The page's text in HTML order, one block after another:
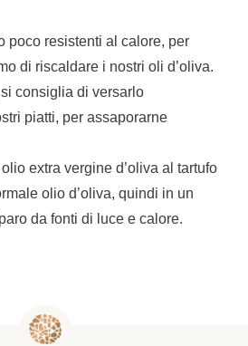
poco resistenti al calore, per
di riscaldare i nostri oli d’oliva.
consiglia di versarlo
piatti, per assaporarne
extra vergine d’oliva al tartufo
olio d’oliva, quindi in un
da fonti di luce e calore.